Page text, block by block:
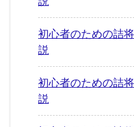
初心者のための
説
初心者のための
説